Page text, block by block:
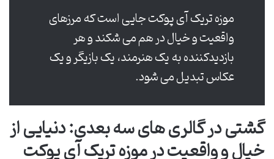
موزه تریک آی پوکت جایی است که مرزهای
واقعیت و خیال در هم می شکند و هر
بازدیدکننده به یک هنرمند، یک بازیگر و یک
عکاس تبدیل می شود.
گشتی در گالری های سه بعدی: دنیایی از
خیال و واقعیت در موزه تریک آی پوکت